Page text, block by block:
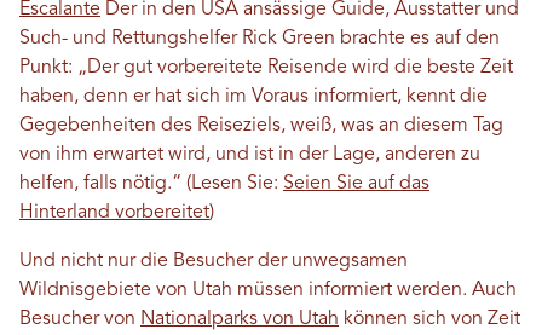
Escalante Der in den USA ansässige Guide, Ausstatter und
Such- und Rettungshelfer Rick Green brachte es auf den
Punkt: „Der gut vorbereitete Reisende wird die beste Zeit
haben, denn er hat sich im Voraus informiert, kennt die
Gegebenheiten des Reiseziels, weiß, was an diesem Tag
von ihm erwartet wird, und ist in der Lage, anderen zu
helfen, falls nötig.“ (Lesen Sie: Seien Sie auf das
Hinterland vorbereitet)
Und nicht nur die Besucher der unwegsamen
Wildnisgebiete von Utah müssen informiert werden. Auch
Besucher von Nationalparks von Utah können sich von Zeit